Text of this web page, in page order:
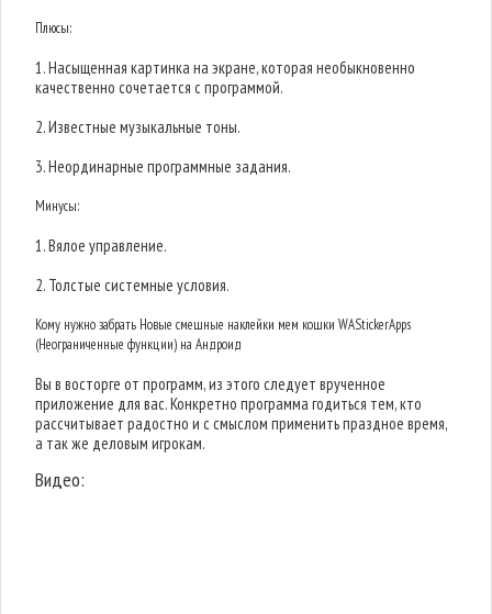
Плюсы:
1. Насыщенная картинка на экране, которая необыкновенно
качественно сочетается с программой.
2. Известные музыкальные тоны.
3. Неординарные программные задания.
Минусы:
1. Вялое управление.
2. Толстые системные условия.
Кому нужно забрать Новые смешные наклейки мем кошки WAStickerApps
(Неограниченные функции) на Андроид
Вы в восторге от программ, из этого следует врученное
приложение для вас. Конкретно программа годиться тем, кто
рассчитывает радостно и с смыслом применить праздное время,
а так же деловым игрокам.
Видео: